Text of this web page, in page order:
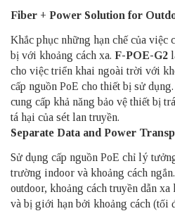
Fiber + Power Solution for
Khắc phục những hạn chế của việc
bị với khoảng cách xa. F-POE-G2
cho việc triển khai ngoài trời với
cấp nguồn PoE cho thiết bị sử
cung cấp khả năng bảo vệ thiết bị
tá hại của sét lan truyền.
Separate Data and Power
Sử dụng cấp nguồn PoE chỉ lý
trường indoor và khoảng cách
outdoor, khoảng cách truyền dẫn xa
và bị giới hạn bởi khoảng cách (tối